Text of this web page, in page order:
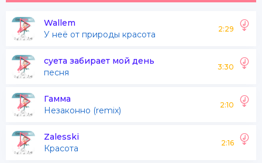
Wallem
У неё от природы красота
2:29
суета забирает мой день
песня
3:30
Гамма
Незаконно (remix)
2:10
Zalesski
Красота
2:16